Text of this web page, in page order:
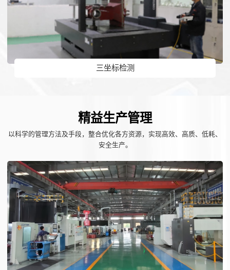
三坐标检测
精益生产管理
以科学的管理方法及手段，整合优化各方资源，实现高效、高质、低耗、
安全生产。